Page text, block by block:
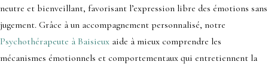
neutre et bienveillant, favorisant l’expression libre des émotions sans
jugement. Grâce à un accompagnement personnalisé, notre
Psychothérapeute à Baisieux aide à mieux comprendre les
mécanismes émotionnels et comportementaux qui entretiennent la